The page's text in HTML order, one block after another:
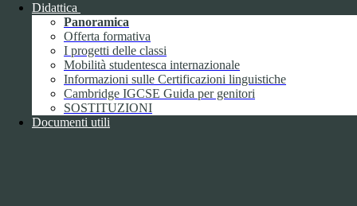
Didattica
Panoramica
Offerta formativa
I progetti delle classi
Mobilità studentesca internazionale
Informazioni sulle Certificazioni linguistiche
Cambridge IGCSE Guida per genitori
SOSTITUZIONI
Documenti utili